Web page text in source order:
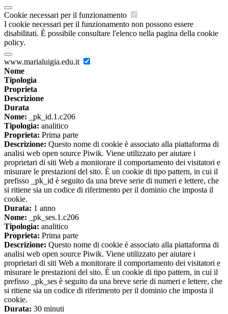
Cookie necessari per il funzionamento
I cookie necessari per il funzionamento non possono essere
disabilitati. È possibile consultare l'elenco nella pagina della cookie
policy.
www.marialuigia.edu.it
Nome
Tipologia
Proprieta
Descrizione
Durata
Nome: _pk_id.1.c206
Tipologia: analitico
Proprieta: Prima parte
Descrizione: Questo nome di cookie è associato alla piattaforma di
analisi web open source Piwik. Viene utilizzato per aiutare i
proprietari di siti Web a monitorare il comportamento dei visitatori e
misurare le prestazioni del sito. È un cookie di tipo pattern, in cui il
prefisso _pk_id è seguito da una breve serie di numeri e lettere, che
si ritiene sia un codice di riferimento per il dominio che imposta il
cookie.
Durata: 1 anno
Nome: _pk_ses.1.c206
Tipologia: analitico
Proprieta: Prima parte
Descrizione: Questo nome di cookie è associato alla piattaforma di
analisi web open source Piwik. Viene utilizzato per aiutare i
proprietari di siti Web a monitorare il comportamento dei visitatori e
misurare le prestazioni del sito. È un cookie di tipo pattern, in cui il
prefisso _pk_ses è seguito da una breve serie di numeri e lettere, che
si ritiene sia un codice di riferimento per il dominio che imposta il
cookie.
Durata: 30 minuti